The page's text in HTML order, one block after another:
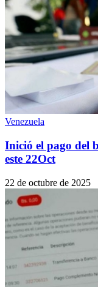
Venezuela
Inició el pago del
este 22Oct
22 de octubre de 2025